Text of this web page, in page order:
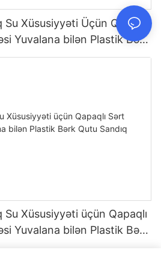
Xüsusiyyəti Üçün Qapaqlı
Yuvalana bilən Plastik Bərk
Saxlaması
Su Xüsusiyyəti üçün Qapaqlı
Yuvalana bilən Plastik Bərk